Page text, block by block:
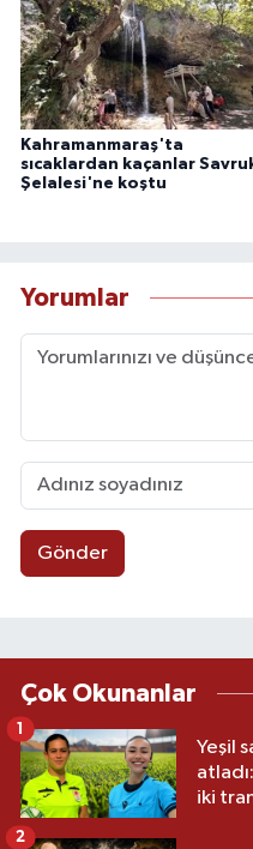
Kahramanmaraş'ta
sıcaklardan kaçanlar
Şelalesi'ne koştu
Yorumlar
Gönder
Çok Okunanlar
Yeşil
iki
1
2